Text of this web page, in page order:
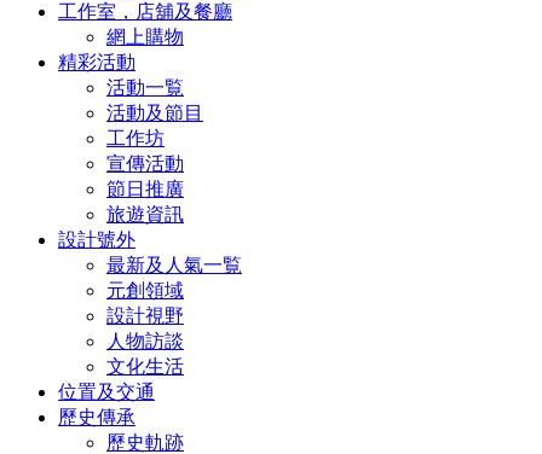
工作室，店舖及餐廳
網上購物
精彩活動
活動一覧
活動及節目
工作坊
宣傳活動
節日推廣
旅遊資訊
設計號外
最新及人氣一覧
元創領域
設計視野
人物訪談
文化生活
位置及交通
歷史傳承
歷史軌跡